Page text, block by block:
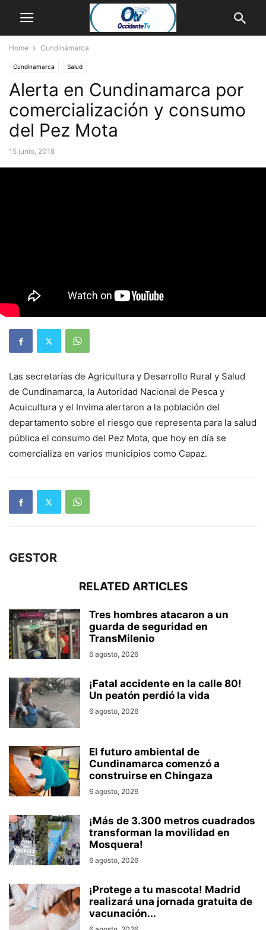
Home Cundinamarca
Cundinamarca Salud
Alerta en Cundinamarca por
comercialización y consumo
del Pez Mota
15 junio, 2018
Las secretarías de Agricultura y Desarrollo Rural y Salud
de Cundinamarca, la Autoridad Nacional de Pesca y
Acuicultura y el Invima alertaron a la población del
departamento sobre el riesgo que representa para la salud
pública el consumo del Pez Mota, que hoy en día se
comercializa en varios municipios como Capaz.
GESTOR
RELATED ARTICLES
Tres hombres atacaron a un
guarda de seguridad en
TransMilenio
6 agosto, 2026
¡Fatal accidente en la calle 80!
Un peatón perdió la vida
6 agosto, 2026
El futuro ambiental de
Cundinamarca comenzó a
construirse en Chingaza
6 agosto, 2026
¡Más de 3.300 metros cuadrados
transforman la movilidad en
Mosquera!
6 agosto, 2026
¡Protege a tu mascota! Madrid
realizará una jornada gratuita de
vacunación...